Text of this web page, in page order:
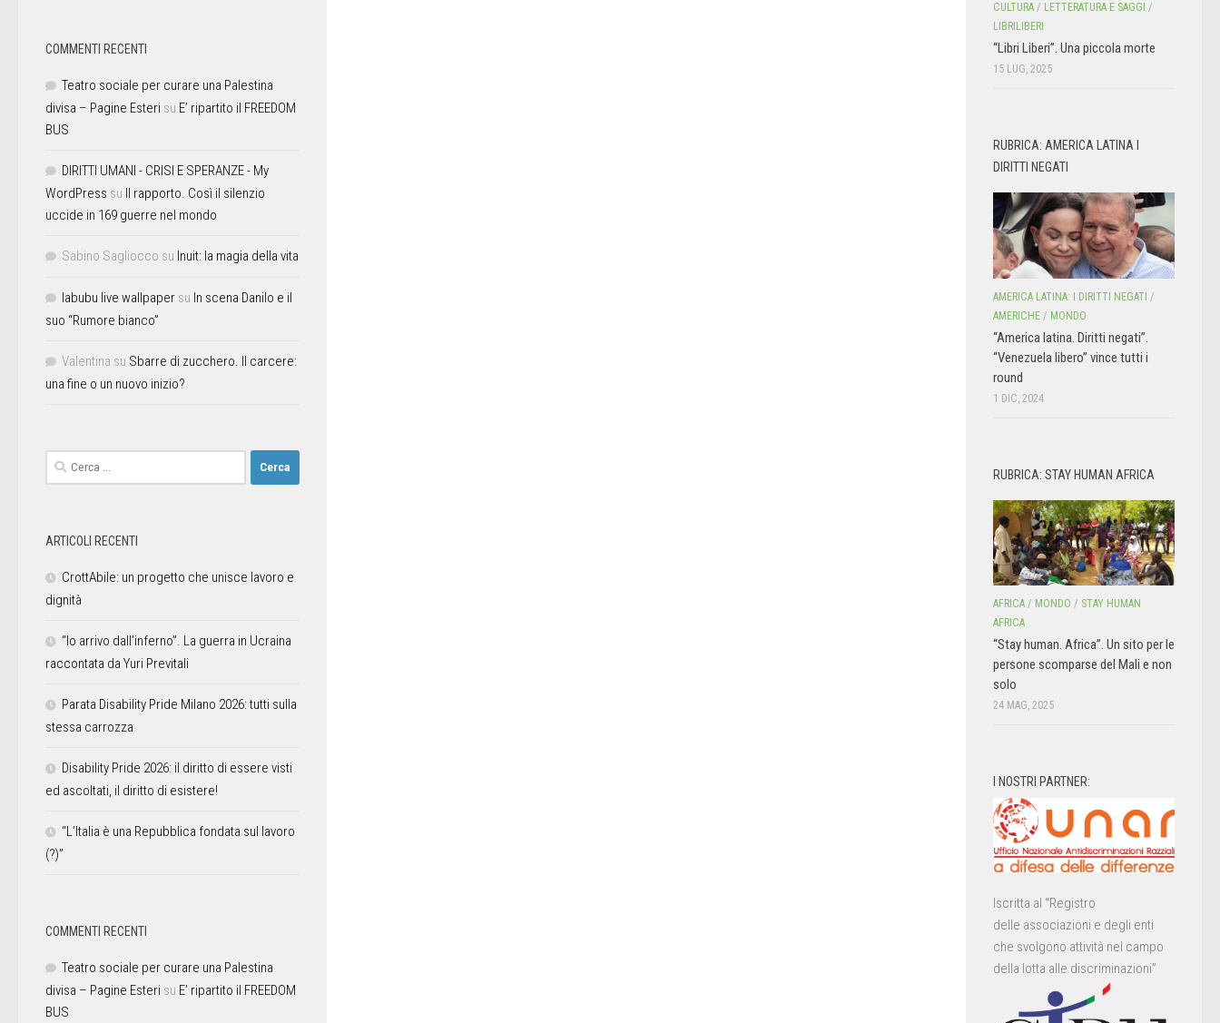
COMMENTI RECENTI
Teatro sociale per curare una Palestina
divisa – Pagine Esteri su E’ ripartito il FREEDOM
BUS
DIRITTI UMANI - CRISI E SPERANZE - My
WordPress su Il rapporto. Così il silenzio
uccide in 169 guerre nel mondo
Sabino Sagliocco su Inuit: la magia della vita
labubu live wallpaper su In scena Danilo e il
suo “Rumore bianco”
Valentina su Sbarre di zucchero. Il carcere:
una fine o un nuovo inizio?
ARTICOLI RECENTI
CrottAbile: un progetto che unisce lavoro e
dignità
“Io arrivo dall’inferno”. La guerra in Ucraina
raccontata da Yuri Previtali
Parata Disability Pride Milano 2026: tutti sulla
stessa carrozza
Disability Pride 2026: il diritto di essere visti
ed ascoltati, il diritto di esistere!
“L’Italia è una Repubblica fondata sul lavoro
(?)”
COMMENTI RECENTI
Teatro sociale per curare una Palestina
divisa – Pagine Esteri su E’ ripartito il FREEDOM
BUS
CULTURA / LETTERATURA E SAGGI /
LIBRILIBERI
“Libri Liberi”. Una piccola morte
15 LUG, 2025
RUBRICA: AMERICA LATINA I
DIRITTI NEGATI
AMERICA LATINA: I DIRITTI NEGATI /
AMERICHE / MONDO
“America latina. Diritti negati”.
“Venezuela libero” vince tutti i
round
1 DIC, 2024
RUBRICA: STAY HUMAN AFRICA
AFRICA / MONDO / STAY HUMAN
AFRICA
“Stay human. Africa”. Un sito per le
persone scomparse del Mali e non
solo
24 MAG, 2025
I NOSTRI PARTNER:
Iscritta al “Registro
delle associazioni e degli enti
che svolgono attività nel campo
della lotta alle discriminazioni”